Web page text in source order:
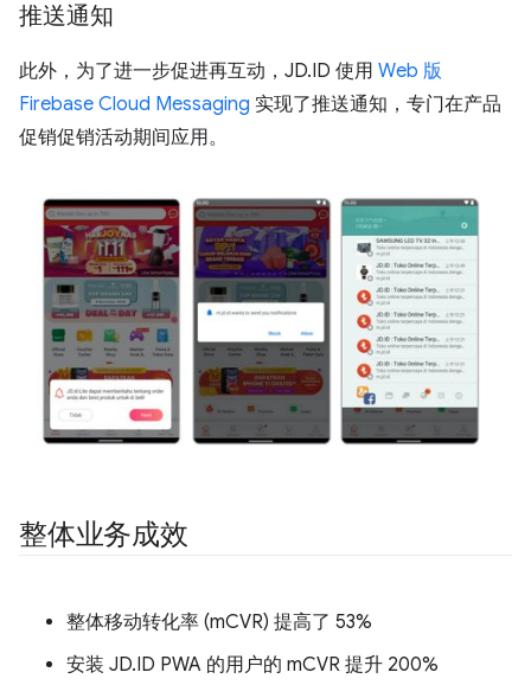
推送通知
此外，为了进一步促进再互动，JD.ID 使用 Web 版
Firebase Cloud Messaging 实现了推送通知，专门在产品
促销促销活动期间应用。
整体业务成效
整体移动转化率 (mCVR) 提高了 53%
安装 JD.ID PWA 的用户的 mCVR 提升 200%